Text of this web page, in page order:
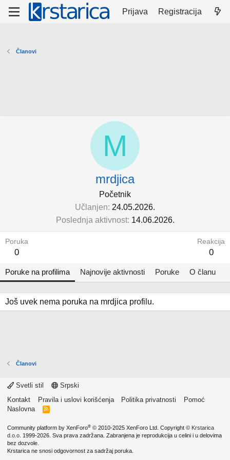
Prijava Registracija
Članovi
M
mrdjica
Početnik
Učlanjen 24.05.2026.
Poslednja aktivnost 14.06.2026.
Poruka
0
Reakcija
0
Poruke na profilima Najnovije aktivnosti Poruke O članu
Još uvek nema poruka na mrdjica profilu.
Članovi
Svetli stil
Srpski
Kontakt
Pravila i uslovi korišćenja Politika privatnosti
Pomoć
Naslovna
R
Community platform by XenForo® © 2010-2025 XenForo Ltd. Copyright © Krstarica
d.o.o. 1999-2026. Sva prava zadržana. Zabranjena je reprodukcija u celini i u delovima
bez dozvole.
Krstarica ne snosi odgovornost za sadržaj poruka.